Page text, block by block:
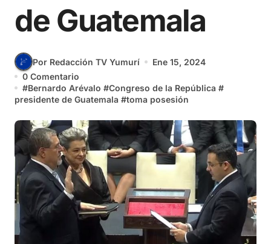
de Guatemala
Por Redacción TV Yumurí
Ene 15, 2024
0 Comentario
#Bernardo Arévalo #Congreso de la República #
presidente de Guatemala #toma posesión